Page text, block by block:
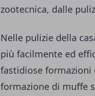
zootecnica, dalle
Nelle pulizie della
più facilmente ed
fastidiose formazioni
formazione di muffe